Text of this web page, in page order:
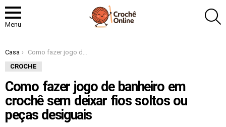
Menu
Você está aqui:
Casa
Como fazer jogo de banheiro em crochê sem deixar fios soltos ou peças desiguais
CROCHE
Como fazer jogo de banheiro em
crochê sem deixar fios soltos ou
peças desiguais